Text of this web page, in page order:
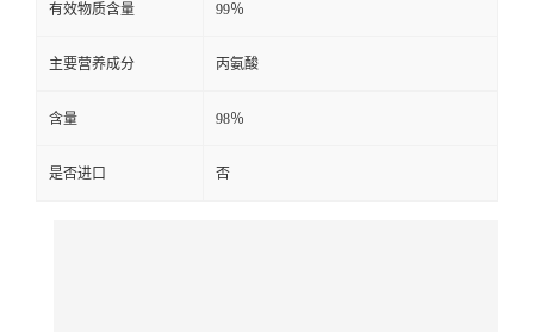
有效物质含量 99％
主要营养成分 丙氨酸
含量 98％
是否进口 否